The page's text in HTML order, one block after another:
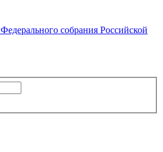
Федерального собрания Российской